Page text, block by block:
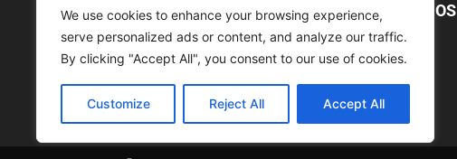
We use cookies to enhance your browsing experience,
serve personalized ads or content, and analyze our traffic.
By clicking "Accept All", you consent to our use of cookies.
Customize Reject All Accept All
À PROPOS